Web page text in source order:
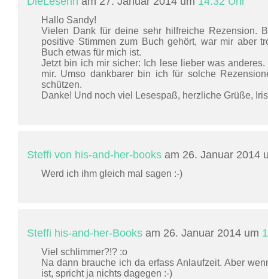
Hallo Sandy!
Vielen Dank für deine sehr hilfreiche Rezension.
positive Stimmen zum Buch gehört, war mir aber
Buch etwas für mich ist.
Jetzt bin ich mir sicher: Ich lese lieber was
mir. Umso dankbarer bin ich für solche
schützen.
Danke! Und noch viel Lesespaß, herzliche Grüße, Iris
Steffi von his-and-her-books am 26. Januar 2014
Werd ich ihm gleich mal sagen :-)
Steffi his-and-her-Books am 26. Januar 2014 um
Viel schlimmer?!? :o
Na dann brauche ich da erfass Anlaufzeit. Aber
ist, spricht ja nichts dagegen :-)